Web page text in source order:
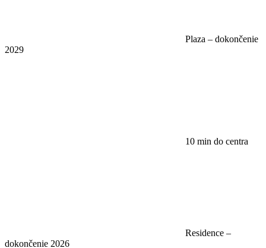
Plaza – dokončenie
2029
10 min do centra
Residence –
dokončenie 2026